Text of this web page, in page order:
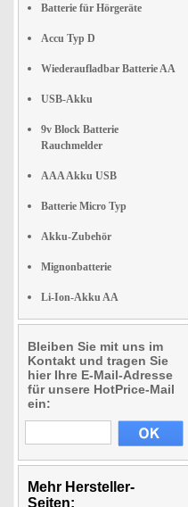
Batterie für Hörgeräte
Accu Typ D
Wiederaufladbar Batterie AA
USB-Akku
9v Block Batterie
Rauchmelder
AAA Akku USB
Batterie Micro Typ
Akku-Zubehör
Mignonbatterie
Li-Ion-Akku AA
Bleiben Sie mit uns im
Kontakt und tragen Sie
hier Ihre E-Mail-Adresse
für unsere HotPrice-Mail
ein:
Mehr Hersteller-
Seiten: